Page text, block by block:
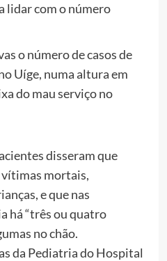
lidar com o número
o número de casos de
Uíge, numa altura em
do mau serviço no
disseram que
mortais,
e que nas
há “três ou quatro
no chão.
da Pediatria do Hospital